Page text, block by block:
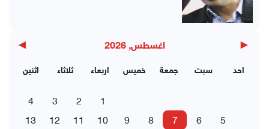
◀ اغسطس, 2026 ▶
اثنين ثلاثاء اربعاء خميس جمعة سبت احد
1
2
3
4
5
6
7
8
9
10
11
12
13